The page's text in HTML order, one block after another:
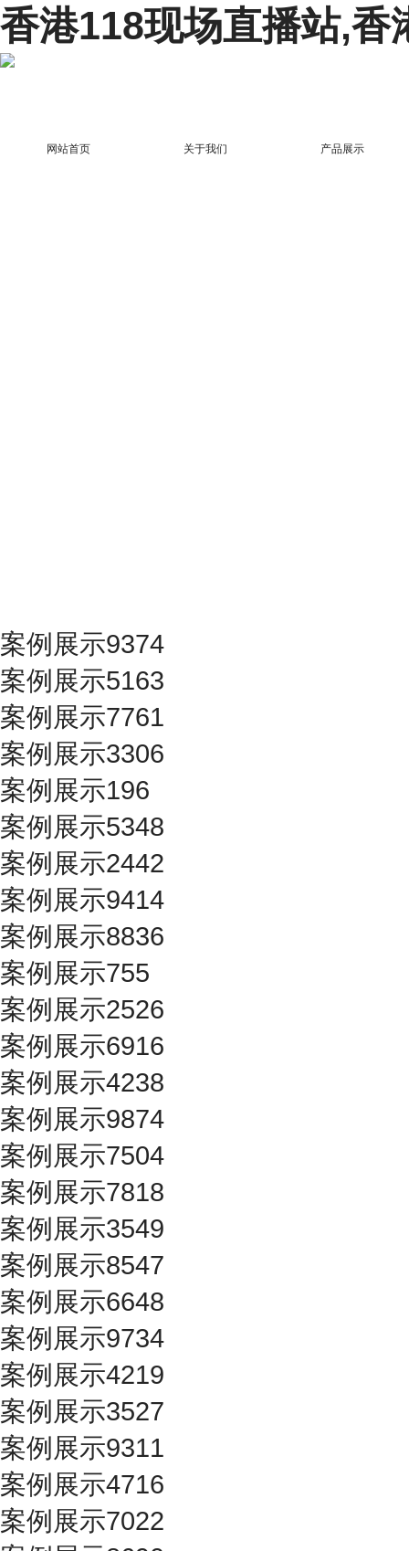
香港118现场直播站,香
网站首页 关于我们 产品展示
案例展示9374
案例展示5163
案例展示7761
案例展示3306
案例展示196
案例展示5348
案例展示2442
案例展示9414
案例展示8836
案例展示755
案例展示2526
案例展示6916
案例展示4238
案例展示9874
案例展示7504
案例展示7818
案例展示3549
案例展示8547
案例展示6648
案例展示9734
案例展示4219
案例展示3527
案例展示9311
案例展示4716
案例展示7022